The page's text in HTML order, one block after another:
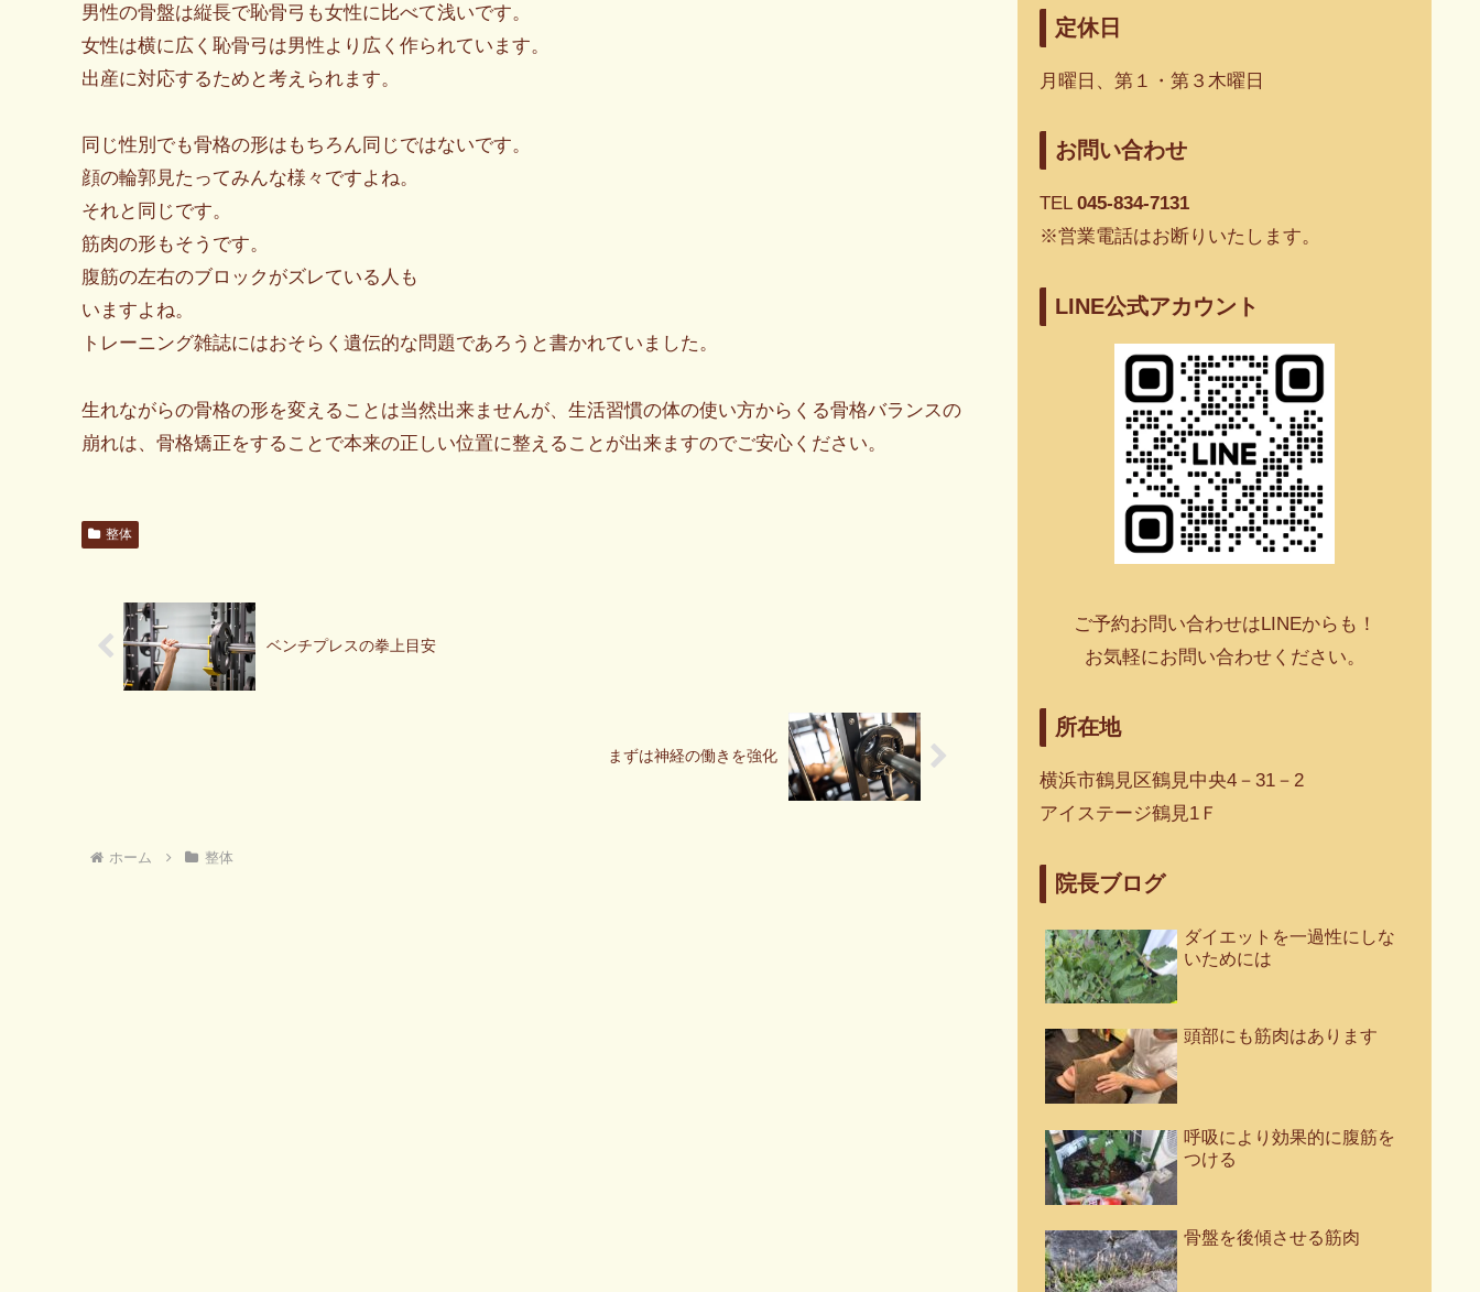
男性の骨盤は縦長で恥骨弓も女性に比べて浅いです。
女性は横に広く恥骨弓は男性より広く作られています。
出産に対応するためと考えられます。
同じ性別でも骨格の形はもちろん同じではないです。
顔の輪郭見たってみんな様々ですよね。
それと同じです。
筋肉の形もそうです。
腹筋の左右のブロックがズレている人も
いますよね。
トレーニング雑誌にはおそらく遺伝的な問題であろうと書かれていました。
生れながらの骨格の形を変えることは当然出来ませんが、生活習慣の体の使い方からくる骨格バランスの
崩れは、骨格矯正をすることで本来の正しい位置に整えることが出来ますのでご安心ください。
整体
ベンチプレスの拳上目安
まずは神経の働きを強化
ホーム 整体
定休日
月曜日、第１・第３木曜日
お問い合わせ
TEL 045-834-7131
※営業電話はお断りいたします。
LINE公式アカウント
ご予約お問い合わせはLINEからも！
お気軽にお問い合わせください。
所在地
横浜市鶴見区鶴見中央4－31－2
アイステージ鶴見1Ｆ
院長ブログ
ダイエットを一過性にしな
いためには
頭部にも筋肉はあります
呼吸により効果的に腹筋を
つける
骨盤を後傾させる筋肉